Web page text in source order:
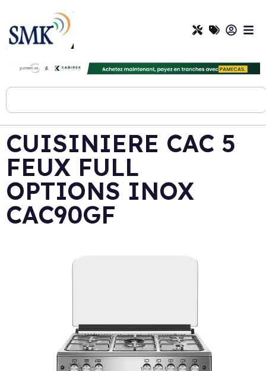
CUISINIERE CAC 5
FEUX FULL
OPTIONS INOX
CAC90GF